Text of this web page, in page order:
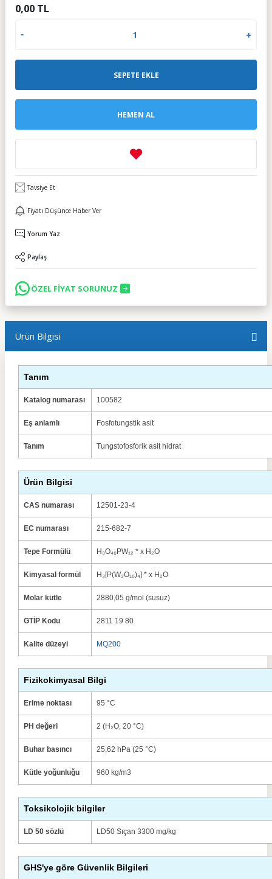
0,00 TL
SEPETE EKLE
HEMEN AL
Tavsiye Et
Fiyatı Düşünce Haber Ver
Yorum Yaz
Paylaş
ÖZEL FİYAT SORUNUZ
Ürün Bilgisi
Tanım
Katalog numarası 100582
Eş anlamlı Fosfotungstik asit
Tanım Tungstofosforik asit hidrat
Ürün Bilgisi
CAS numarası 12501-23-4
EC numarası 215-682-7
Tepe Formülü H₃O₄₀PW₁₂ * x H₂O
Kimyasal formül H₃[P(W₃O₁₀)₄] * x H₂O
Molar kütle 2880,05 g/mol (susuz)
GTİP Kodu 2811 19 80
Kalite düzeyi MQ200
Fizikokimyasal Bilgi
Erime noktası 95 °C
PH değeri 2 (H₂O, 20 °C)
Buhar basıncı 25,62 hPa (25 °C)
Kütle yoğunluğu 960 kg/m3
Toksikolojik bilgiler
LD 50 sözlü LD50 Sıçan 3300 mg/kg
GHS'ye göre Güvenlik Bilgileri